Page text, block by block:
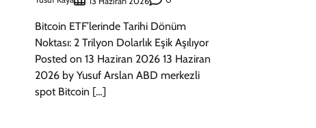
Bitcoin ETF’lerinde Tarihi Dönüm
Noktası: 2 Trilyon Dolarlık Eşik Aşılıyor
Posted on 13 Haziran 2026 13 Haziran
2026 by Yusuf Arslan ABD merkezli
spot Bitcoin […]